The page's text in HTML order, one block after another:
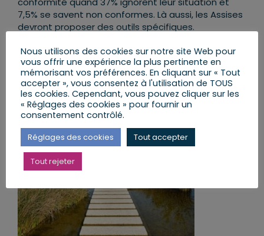
7,5% se savent non conformes. Là aussi, les Assises
devront proposer des outils spécifiques.
Les travaux des assises de l’eau ont continuées
jusqu’en juillet grâce à l’implication de tous les
acteurs du monde l’eau (parlementaires,
collectivités, entreprises de l’eau, associations de
consommateurs…)
Nous utilisons des cookies sur notre site Web pour
vous offrir une expérience la plus pertinente en
mémorisant vos préférences. En cliquant sur « Tout
accepter », vous consentez à l'utilisation de TOUS
les cookies. Cependant, vous pouvez cliquer sur les
« Réglages des cookies » pour fournir un
consentement contrôlé.
Réglages des cookies Tout accepter
Tout rejeter